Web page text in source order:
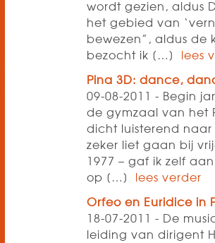
wordt gezien, aldus
het gebied van
bewezen”, aldus de
bezocht ik […]
lees
Pina 3D: dance,
09-08-2011 - Begin
de gymzaal van het
dicht luisterend
zeker liet gaan bij
1977 – gaf ik zelf
op […]
lees verder
Orfeo en Euridice in
18-07-2011 - De
leiding van dirigent